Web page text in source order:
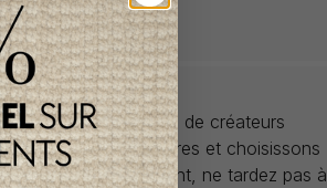
pour bébés de créateurs
les perles rares et choisissons
vous convient, ne tardez pas à